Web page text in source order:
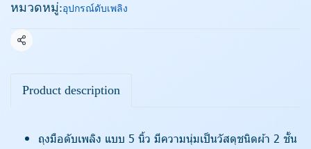
หมวดหมู่:อุปกรณ์ดับเพลิง
แชร์
Product description
ถุงมือดับเพลิง แบบ 5 นิ้ว มีความนุ่มเป็นวัสดุชนิดผ้า 2 ชั้น